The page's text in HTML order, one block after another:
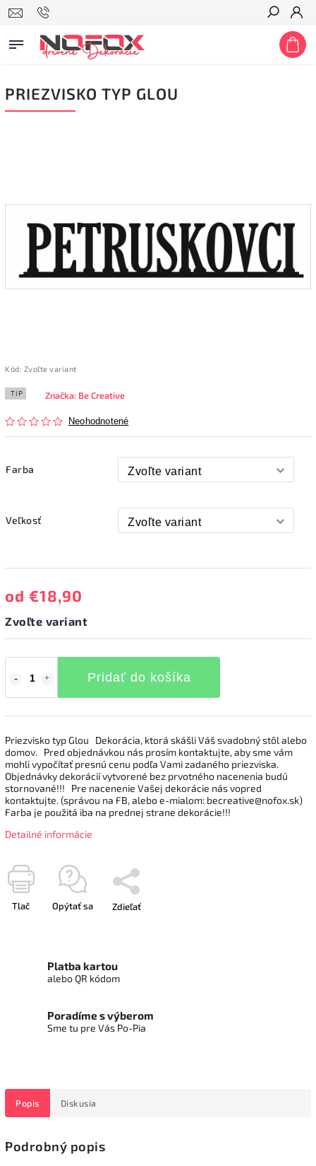
Hľadať
PRIEZVISKO TYP GLOU
Kód: Zvoľte variant
TIP
Neohodnotené
Značka: Be Creative
Farba
Veľkosť
od €18,90
Zvoľte variant
Pridať do košíka
Priezvisko typ Glou Dekorácia, ktorá skášli Váš svadobný stôl alebo
domov. Pred objednávkou nás prosím kontaktujte, aby sme vám
mohli vypočítať presnú cenu podľa Vami zadaného priezviska.
Objednávky dekorácií vytvorené bez prvotného nacenenia budú
stornované!!! Pre nacenenie Vašej dekorácie nás vopred
kontaktujte. (správou na FB, alebo e-mialom: becreative@nofox.sk)
Farba je použitá iba na prednej strane dekorácie!!!
Detailné informácie
Tlač Opýtať sa Zdieľať
Platba kartou
alebo QR kódom
Poradíme s výberom
Sme tu pre Vás Po-Pia
Popis Diskusia
Podrobný popis